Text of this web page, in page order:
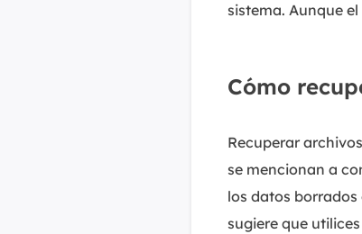
sistema. Aunque
Cómo
Recuperar
se mencionan a
los datos borrados
sugiere que